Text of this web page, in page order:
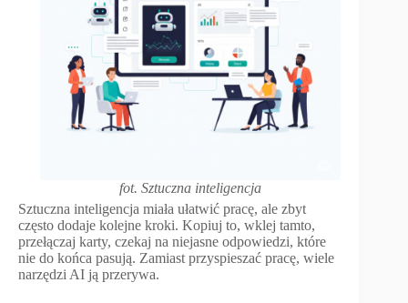
fot. Sztuczna inteligencja
Sztuczna inteligencja miała ułatwić pracę, ale zbyt
często dodaje kolejne kroki. Kopiuj to, wklej tamto,
przełączaj karty, czekaj na niejasne odpowiedzi, które
nie do końca pasują. Zamiast przyspieszać pracę, wiele
narzędzi AI ją przerywa.